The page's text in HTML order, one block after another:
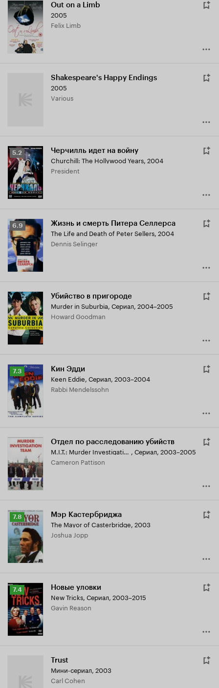
Out on a Limb
2005
Felix Limb
Shakespeare's Happy Endings
2005
Various
Рейтинг
Кинопоиска
5.2
5.2 Черчилль идет на войну
Churchill: The Hollywood Years, 2004
President
Рейтинг
Кинопоиска
6.9
6.9 Жизнь и смерть Питера Селлерса
The Life and Death of Peter Sellers, 2004
Dennis Selinger
Убийство в пригороде
Murder in Suburbia, Сериал, 2004–2005
Howard Goodman
Рейтинг
Кинопоиска
7.3
7.3 Кин Эдди
Keen Eddie, Сериал, 2003–2004
Rabbi Mendelssohn
Отдел по расследованию убийств
M.I.T.: Murder Investigation Team , Сериал, 2003–2005
Cameron Pattison
Рейтинг
Кинопоиска
7.8
7.8 Мэр Кастербриджа
The Mayor of Casterbridge, 2003
Joshua Jopp
Рейтинг
Кинопоиска
7.4
7.4 Новые уловки
New Tricks, Сериал, 2003–2015
Gavin Reason
Trust
Мини-сериал, 2003
Carl Cohen